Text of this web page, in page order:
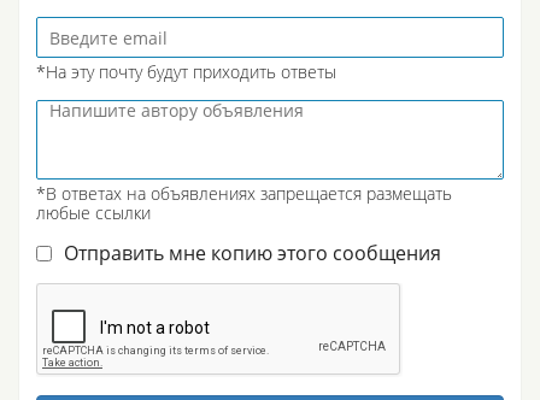
*На эту почту будут приходить ответы
*В ответах на объявлениях запрещается размещать
любые ссылки
Отправить мне копию этого сообщения